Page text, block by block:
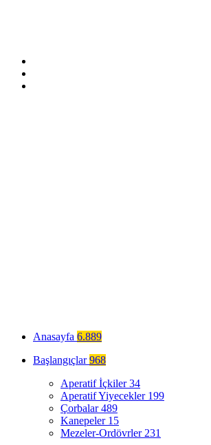
Anasayfa 6.889
Başlangıçlar968
Aperatif İçkiler34
Aperatif Yiyecekler 199
Çorbalar489
Kanepeler 15
Mezeler-Ordövrler 231